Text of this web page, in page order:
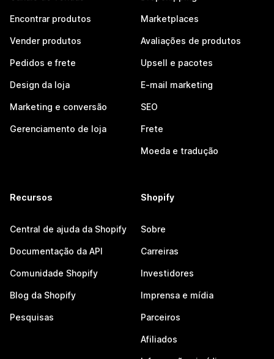
Encontrar produtos
Vender produtos
Pedidos e frete
Design da loja
Marketing e conversão
Gerenciamento de loja
Marketplaces
Avaliações de produtos
Upsell e pacotes
E-mail marketing
SEO
Frete
Moeda e tradução
Recursos
Central de ajuda da Shopify
Documentação da API
Comunidade Shopify
Blog da Shopify
Pesquisas
Shopify
Sobre
Carreiras
Investidores
Imprensa e mídia
Parceiros
Afiliados